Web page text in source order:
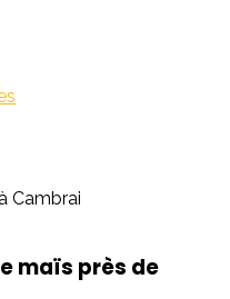
Cambrai
maïs près de